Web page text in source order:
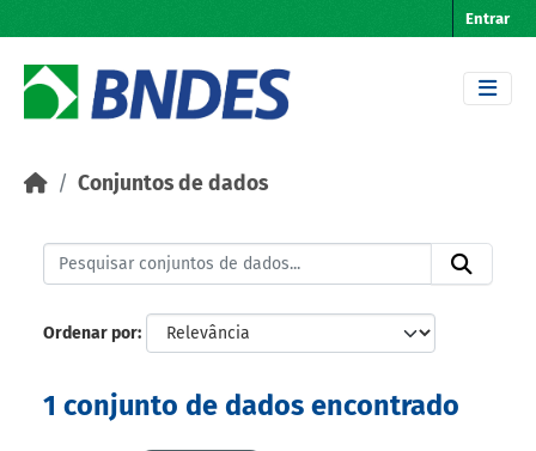
Entrar
Conjuntos de dados
Ordenar por
1 conjunto de dados encontrado